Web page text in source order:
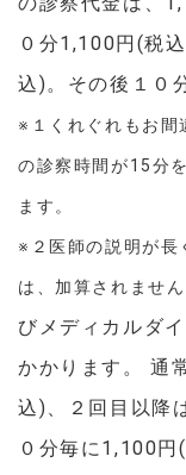
０分1,100円(税
込)。その後１０
※１くれぐれもお間
の診察時間が15分
ます。
※２医師の説明が長
は、加算されません
びメディカルダ
かかります。 通
込)、２回目以降
０分毎に1,100円